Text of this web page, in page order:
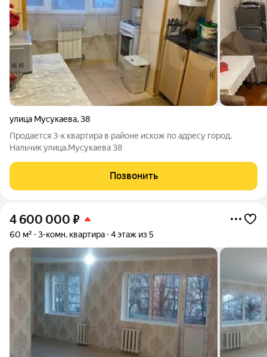
улица Мусукаева,38
Продается 3-к квартира в районе искож по адресу город.
Нальчик улица.Мусукаева 38
Позвонить
4 600 000 ₽
60 м² 3-комн. квартира 4 этаж из 5